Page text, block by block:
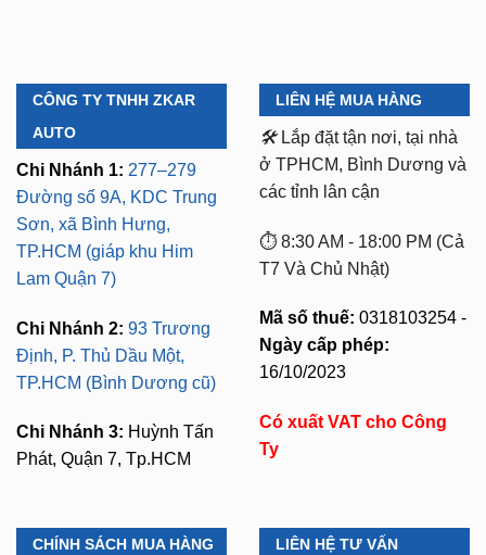
CÔNG TY TNHH ZKAR
AUTO
Chi Nhánh 1: 277–279
Đường số 9A, KDC Trung
Sơn, xã Bình Hưng,
TP.HCM (giáp khu Him
Lam Quận 7)
Chi Nhánh 2: 93 Trương
Định, P. Thủ Dầu Một,
TP.HCM (Bình Dương cũ)
Chi Nhánh 3: Huỳnh Tấn
Phát, Quận 7, Tp.HCM
LIÊN HỆ MUA HÀNG
🛠️ Lắp đặt tận nơi, tại nhà
ở TPHCM, Bình Dương và
các tỉnh lân cận
⏱️ 8:30 AM - 18:00 PM (Cả
T7 Và Chủ Nhật)
Mã số thuế: 0318103254 -
Ngày cấp phép:
16/10/2023
Có xuất VAT cho Công
Ty
CHÍNH SÁCH MUA HÀNG LIÊN HỆ TƯ VẤN